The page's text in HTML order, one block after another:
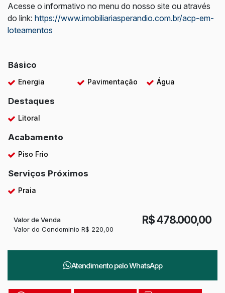
Acesse o informativo no menu do nosso site ou através
do link: https://www.imobiliariasperandio.com.br/acp-em-
loteamentos
Básico
Energia Pavimentação Água
Destaques
Litoral
Acabamento
Piso Frio
Serviços Próximos
Praia
R$478.000,00
Valor de Venda
Valor do Condominio R$ 220,00
Atendimento peloWhatsApp